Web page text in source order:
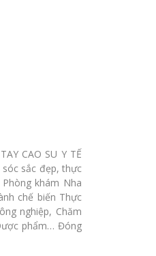
CAO SU Y TẾ
sắc đẹp, thực
khám Nha
chế biến Thực
nghiệp, Chăm
phẩm… Đóng